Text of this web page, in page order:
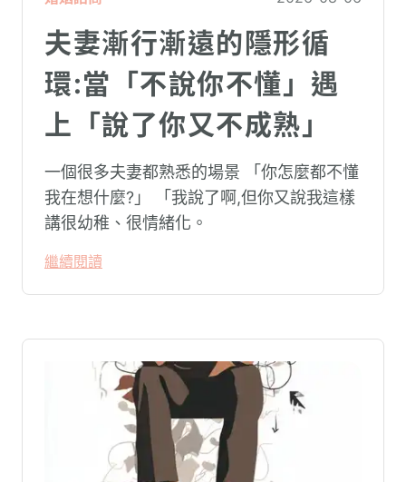
夫妻漸行漸遠的隱形循
環:當「不說你不懂」遇
上「說了你又不成熟」
一個很多夫妻都熟悉的場景 「你怎麼都不懂
我在想什麼?」 「我說了啊,但你又說我這樣
講很幼稚、很情緒化。
繼續閱讀